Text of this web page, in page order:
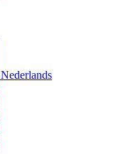
Nederlands